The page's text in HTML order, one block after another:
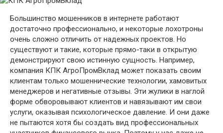
Большинство мошенников в интернете работают
достаточно профессионально, и некоторые лохотроны
очень сложно отличить от надежных проектов. Но
существуют и такие, которые прямо-таки в открытую
демонстрируют свою истинную сущность. Например,
компания КПК АгроПромВклад может показать своим
клиентам только мошеннические технологии, хамовитых
менеджеров и негативные отзывы. Эти жулики в наглой
форме обворовывают клиентов и навязывают им свои
услуги, оказывая психологическое давление. И они даже
не пытаются хотя бы создать вид профессиональных